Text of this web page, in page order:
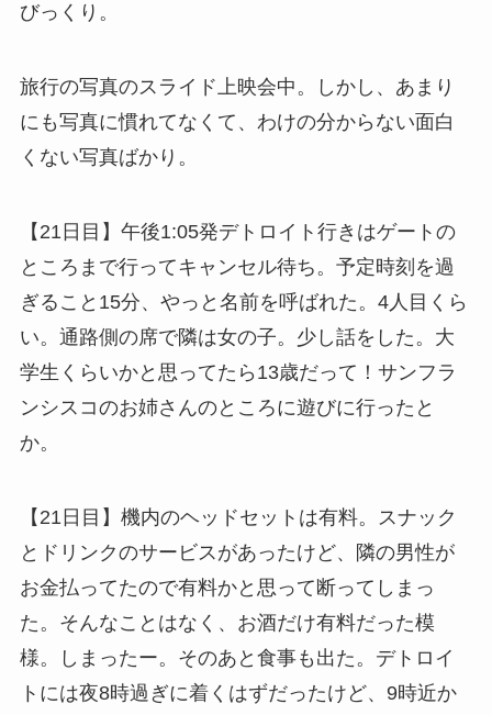
びっくり。
旅行の写真のスライド上映会中。しかし、あまり
にも写真に慣れてなくて、わけの分からない面白
くない写真ばかり。
【21日目】午後1:05発デトロイト行きはゲートの
ところまで行ってキャンセル待ち。予定時刻を過
ぎること15分、やっと名前を呼ばれた。4人目くら
い。通路側の席で隣は女の子。少し話をした。大
学生くらいかと思ってたら13歳だって！サンフラ
ンシスコのお姉さんのところに遊びに行ったと
か。
【21日目】機内のヘッドセットは有料。スナック
とドリンクのサービスがあったけど、隣の男性が
お金払ってたので有料かと思って断ってしまっ
た。そんなことはなく、お酒だけ有料だった模
様。しまったー。そのあと食事も出た。デトロイ
トには夜8時過ぎに着くはずだったけど、9時近か